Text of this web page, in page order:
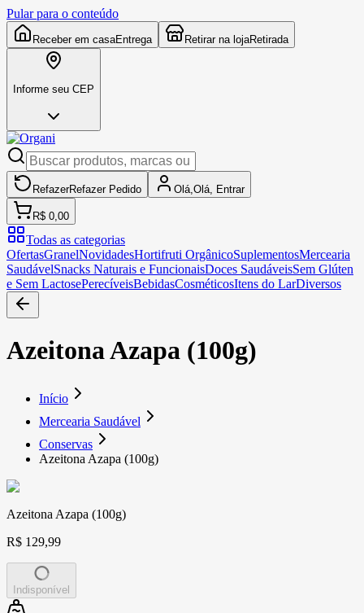
Pular para o conteúdo
Receber em casaEntrega Retirar na lojaRetirada
Informe seu CEP
RefazerRefazer Pedido Olá, Olá, Entrar
R$ 0,00
Todas as categorias
OfertasGranelNovidadesHortifruti OrgânicoSuplementosMercearia
SaudávelSnacks Naturais e FuncionaisDoces SaudáveisSem Glúten
e Sem LactosePerecíveisBebidasCosméticosItens do LarDiversos
Azeitona Azapa (100g)
Início
Mercearia Saudável
Conservas
Azeitona Azapa (100g)
Azeitona Azapa (100g)
R$ 129,99
Indisponível